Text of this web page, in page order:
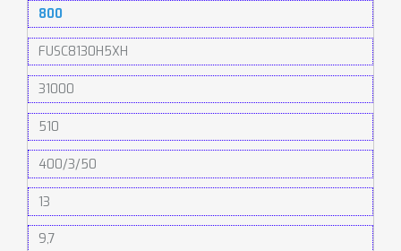
800
FUSC8130H5XH
31000
510
400/3/50
13
9,7